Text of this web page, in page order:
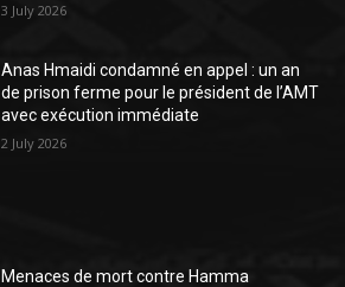
3 July 2026
Anas Hmaidi condamné en appel : un an
de prison ferme pour le président de l’AMT
avec exécution immédiate
2 July 2026
Menaces de mort contre Hamma